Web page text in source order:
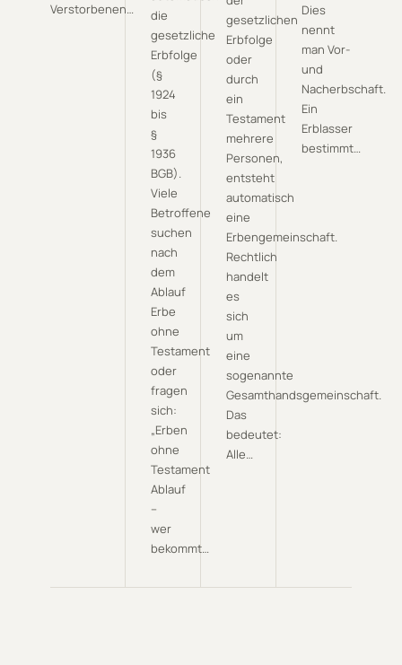
Verstorbenen…
die
gesetzliche
Erbfolge
(§
1924
bis
§
1936
BGB).
Viele
Betroffene
suchen
nach
dem
Ablauf
Erbe
ohne
Testament
oder
fragen
sich:
„Erben
ohne
Testament
Ablauf
–
wer
bekommt…
gesetzlichen
Erbfolge
oder
durch
ein
Testament
mehrere
Personen,
entsteht
automatisch
eine
Erbengemeinschaft.
Rechtlich
handelt
es
sich
um
eine
sogenannte
Gesamthandsgemeinschaft.
Das
bedeutet:
Alle…
Dies
nennt
man Vor-
und
Nacherbschaft.
Ein
Erblasser
bestimmt…